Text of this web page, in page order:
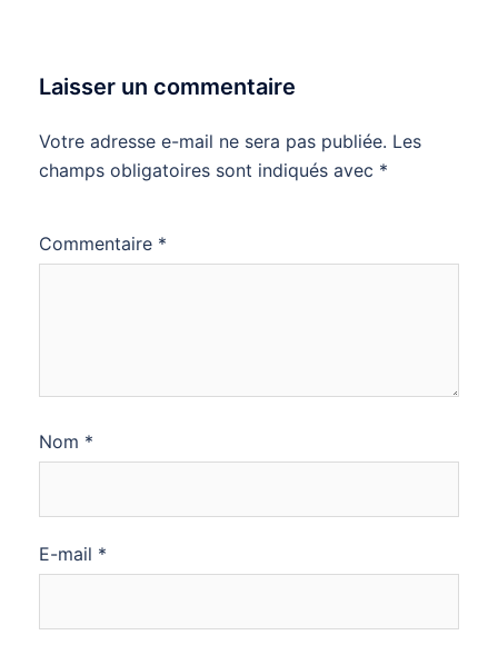
Laisser un commentaire
Votre adresse e-mail ne sera pas publiée. Les
champs obligatoires sont indiqués avec *
Commentaire *
Nom *
E-mail *